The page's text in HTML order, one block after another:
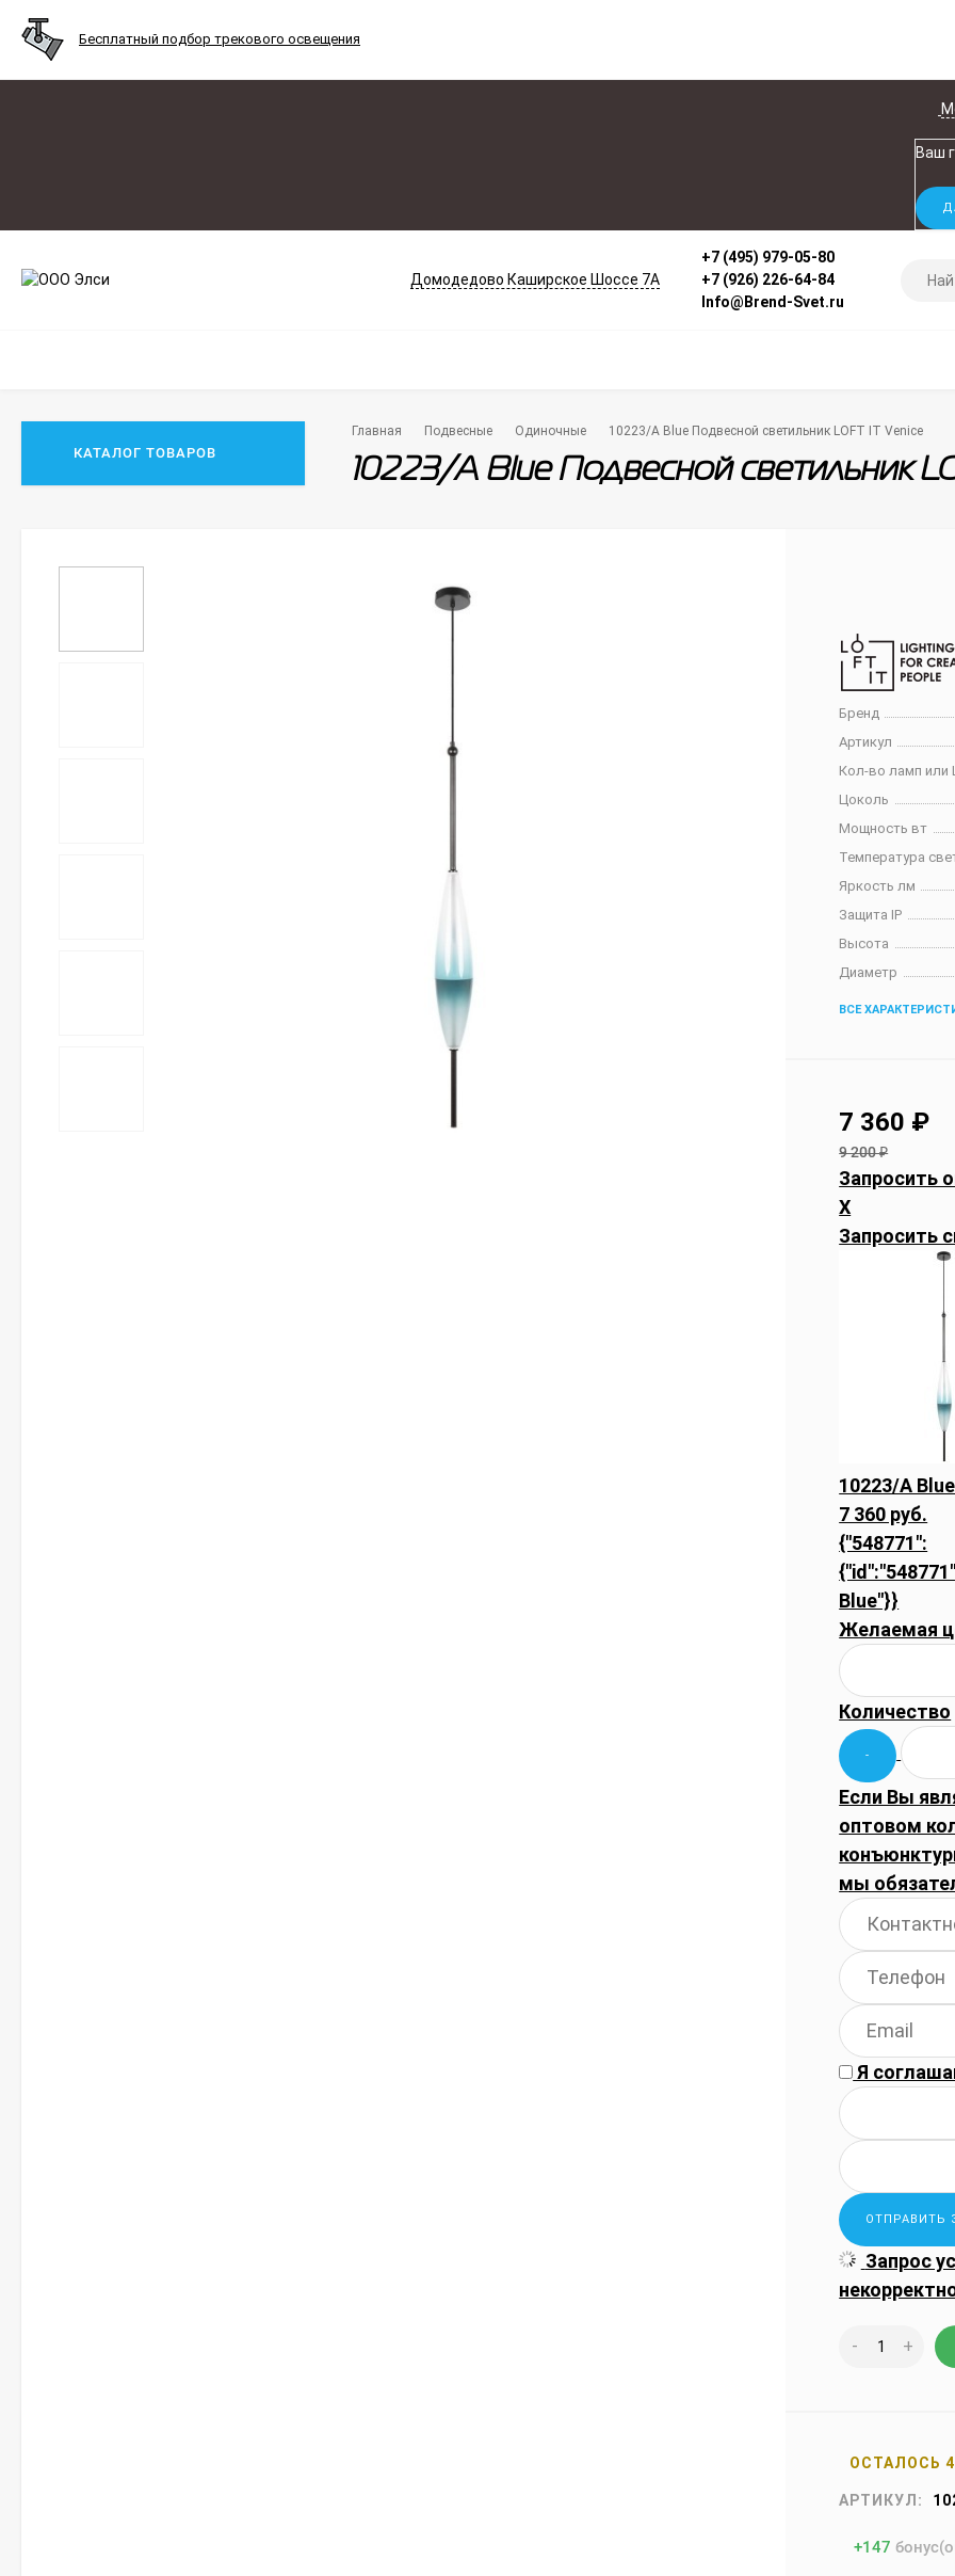
Бесплатный подбор трекового освещения
Ваш
Домодедово Каширское Шоссе 7А
+7 (495) 979-05-80
+7 (926) 226-64-84
Info@Brend-Svet.ru
КАТАЛОГ ТОВАРОВ
Главная Подвесные Одиночные 10223/A Blue Подвесной светильник LOFT IT Venice
10223/A Blue Подвесной светильник
Бренд
Артикул
Кол-во ламп или
Цоколь
Мощность вт
Температура
Яркость лм
Защита IP
Высота
Диаметр
ВСЕ
7 360 ₽
9 200₽
Запросить
X
Запросить
10223/A
7 360 руб.
{"548771":
Blue"}}
Желаемая
Количество
Если Вы
оптовом
мы
Я
Запрос
- +
ОСТАЛОСЬ
АРТИКУЛ:
+147